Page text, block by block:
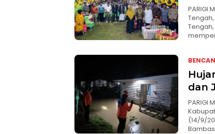
PARIGI
dan
PARIGI
(14/9/